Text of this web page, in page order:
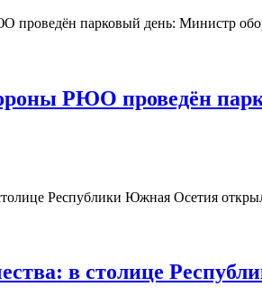
РЮО проведён
в столице